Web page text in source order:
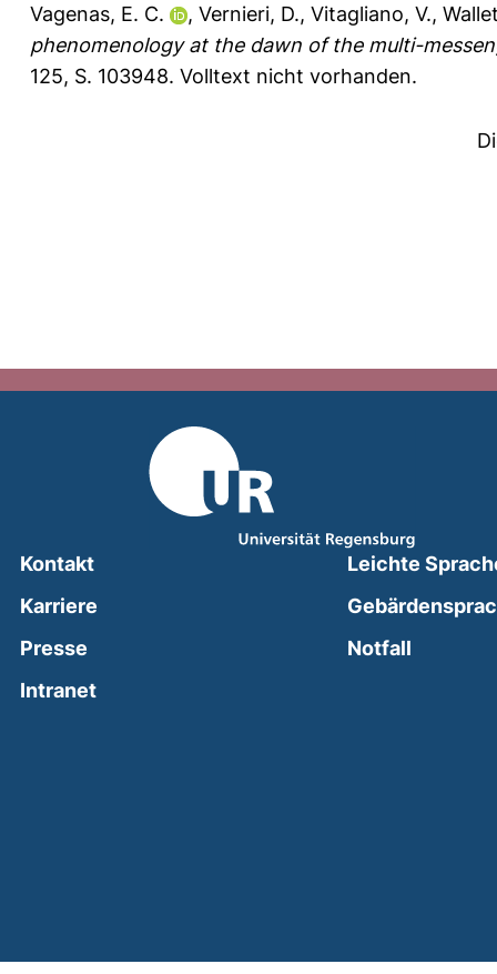
Vagenas, E. C.
, Vernieri, D., Vitagliano, V.,
phenomenology at the dawn of the multi-
125, S. 103948. Volltext nicht vorhanden.
Kontakt
Karriere
Presse
Intranet(external link, opens in a new window)
Leichte
Notfall